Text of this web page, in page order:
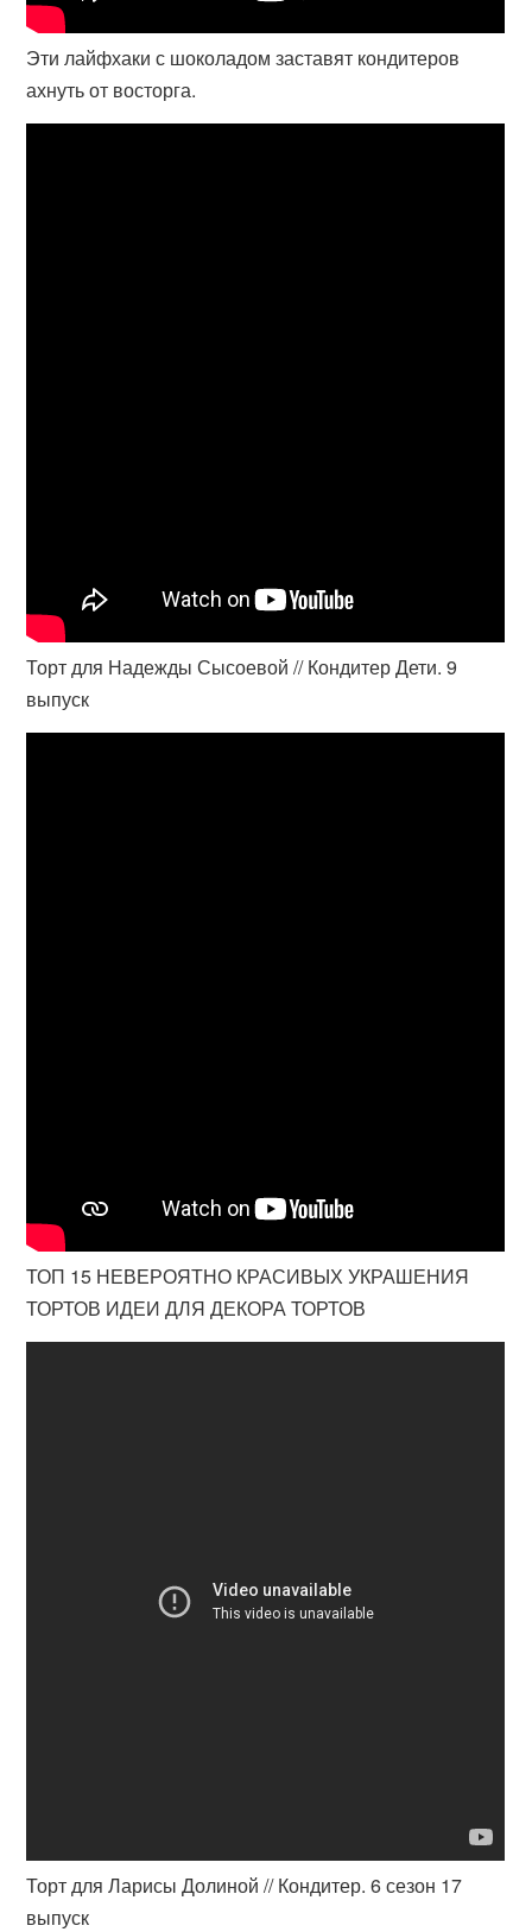
Эти лайфхаки с шоколадом заставят кондитеров
ахнуть от восторга.
Торт для Надежды Сысоевой // Кондитер Дети. 9
выпуск
ТОП 15 НЕВЕРОЯТНО КРАСИВЫХ УКРАШЕНИЯ
ТОРТОВ ИДЕИ ДЛЯ ДЕКОРА ТОРТОВ
Торт для Ларисы Долиной // Кондитер. 6 сезон 17
выпуск